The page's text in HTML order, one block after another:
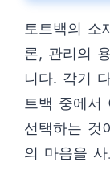
토트백의 소
론, 관리의
니다. 각기
트백 중에서
선택하는 것
의 마음을